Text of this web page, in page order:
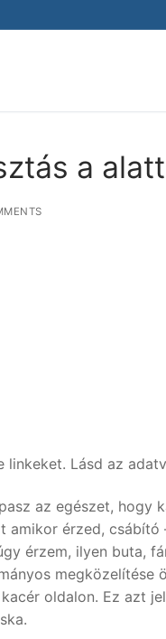
a
Lásd az
az egészet, hogy
érzed,
érzem, ilyen buta,
oldalon. Ez azt